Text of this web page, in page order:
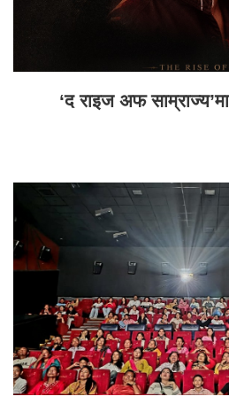
‘द राइज अफ